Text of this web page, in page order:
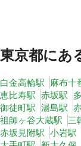
東京都にあ
白金高輪駅 麻布十
恵比寿駅 赤坂駅
御徒町駅 湯島駅
祖師ヶ谷大蔵駅 三
赤坂見附駅 小岩駅